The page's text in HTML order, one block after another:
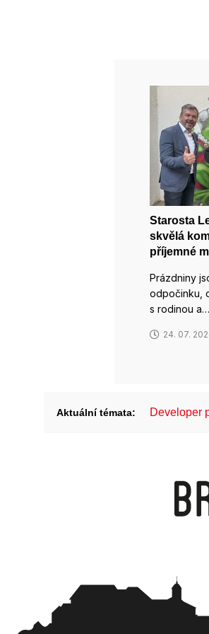
Starosta
skvělá
příjemné
Prázdniny
odpočinku,
s rodinou a…
24. 07.
Aktuální témata: Developer